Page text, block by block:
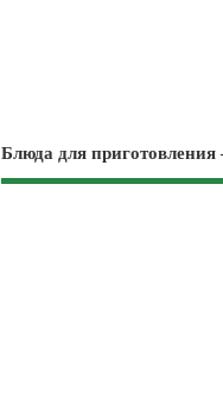
Блюда для